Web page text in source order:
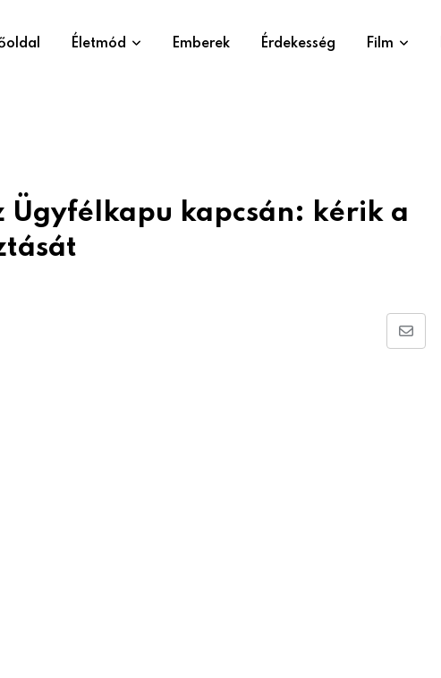
Életmód Emberek Érdekesség Film
kapcsán: kérik a
Share